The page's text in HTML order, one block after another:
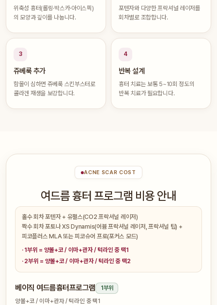
위축성 흉터(롤링·박스카·아이스픽)
의 모양과 깊이를 나눕니다.
포텐자와 다양한 프락셔널 레이저를
회차별로 조합합니다.
3
쥬베룩 추가
함몰이 심하면 쥬베룩 스킨부스터로
콜라겐 재생을 보강합니다.
4
반복 설계
흉터 치료는 보통 5~10회 정도의
반복 치료가 필요합니다.
ACNE SCAR COST
여드름 흉터 프로그램 비용 안내
홀수 회차 포텐자 + 유펄스(CO2 프락셔널 레이저)
짝수 회차 포토나 XS Dynamis(어븀 프락셔널 레이저, 프락셔널 팁) +
피코플러스 MLA 또는 피코슈어 프로(포커스 모드)
· 1부위 = 양볼+코 / 이마+관자 / 턱라인 중 택1
· 2부위 = 양볼+코 / 이마+관자 / 턱라인 중 택2
베이직 여드름흉터프로그램 1부위
양볼+코 / 이마+관자 / 턱라인 중 택1